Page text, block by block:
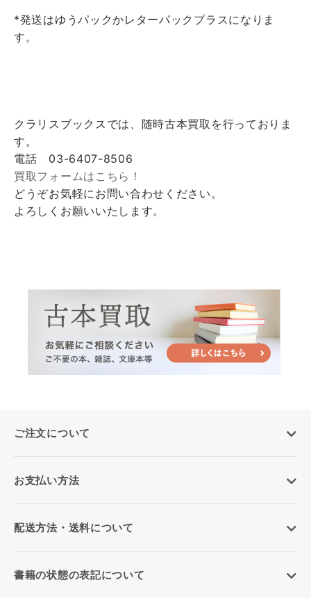
*発送はゆうパックかレターパックプラスになりま
す。
クラリスブックスでは、随時古本買取を行っておりま
す。
電話 03-6407-8506
買取フォームはこちら！
どうぞお気軽にお問い合わせください。
よろしくお願いいたします。
ご注文について
お支払い方法
配送方法・送料について
書籍の状態の表記について